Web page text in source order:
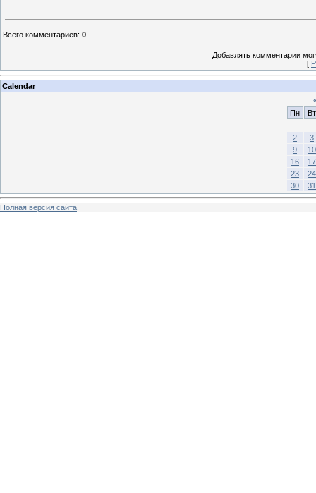
Всего комментариев: 0
Добавлять комментарии
[
Calendar
Пн
Вт
2
3
9
10
16
17
23
24
30
31
Полная версия сайта